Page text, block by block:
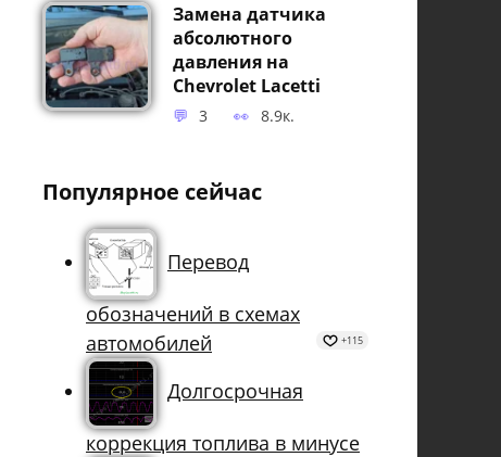
Замена датчика
абсолютного
давления на
Chevrolet Lacetti
3 8.9к.
Популярное сейчас
Перевод
обозначений в схемах
автомобилей
+115
Долгосрочная
коррекция топлива в минусе